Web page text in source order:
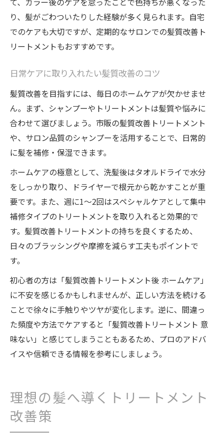
り、髪がごわついたりした経験が多く見られます。自宅
でのケアも大切ですが、定期的なサロンでの髪質改善ト
リートメントもおすすめです。
日常ケアに取り入れたい髪質改善のコツ
髪質改善を目指すには、毎日のホームケアが欠かせませ
ん。まず、シャンプーやトリートメントは髪質や悩みに
合わせて選びましょう。市販の髪質改善トリートメント
や、サロン品質のシャンプーを活用することで、日常的
に髪を補修・保湿できます。
ホームケアの極意として、洗髪後はタオルドライで水分
をしっかり取り、ドライヤーで根元から乾かすことが重
要です。また、週に1～2回はスペシャルケアとして集中
補修タイプのトリートメントを取り入れると効果的で
す。髪質改善トリートメントの持ちを良くするため、
日々のブラッシングや摩擦を減らす工夫もポイントで
す。
初心者の方は「髪質改善トリートメント後 ホームケア」
に不安を感じるかもしれませんが、正しい方法を続ける
ことで徐々に手触りやツヤが変化します。逆に、間違っ
た頻度や方法でケアすると「髪質改善トリートメント 意
味ない」と感じてしまうこともあるため、プロのアドバ
イスや信頼できる情報を参考にしましょう。
理想の髪へ導くトリートメント
改善策